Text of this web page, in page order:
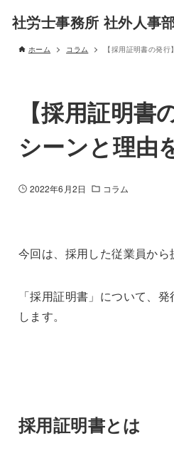
社労士事務所 社外人事
ホーム コラム 【採用証明書の発
【採用証明書
シーンと理由
2022年6月2日 コラム
今回は、採用した従業員か
「採用証明書」について、
します。
採用証明書とは